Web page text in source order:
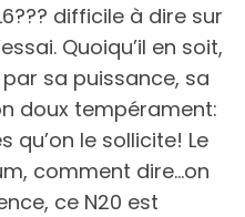
difficile à dire sur
Quoiqu’il en soit,
sa puissance, sa
doux tempérament:
qu’on le sollicite! Le
comment dire…on
ce N20 est